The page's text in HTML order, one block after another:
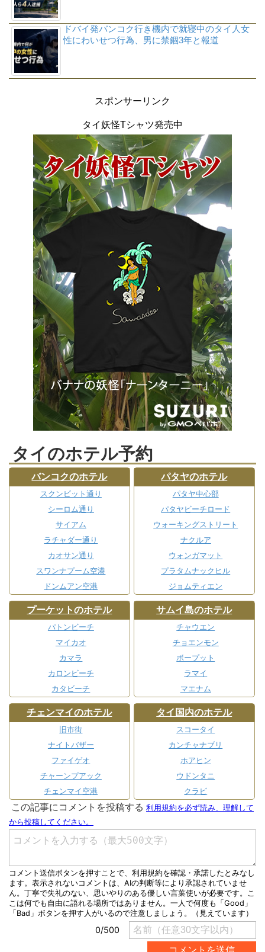
ドバイ発バンコク行き機内で就寝中のタイ人女
性にわいせつ行為、男に禁錮3年と報道
スポンサーリンク
タイ妖怪Tシャツ発売中
タイのホテル予約
バンコクのホテル
スクンビット通り
シーロム通り
サイアム
ラチャダー通り
カオサン通り
スワンナプーム空港
ドンムアン空港
パタヤのホテル
パタヤ中心部
パタヤビーチロード
ウォーキングストリート
ナクルア
ウォンガマット
プラタムナックヒル
ジョムティエン
プーケットのホテル
パトンビーチ
マイカオ
カマラ
カロンビーチ
カタビーチ
サムイ島のホテル
チャウエン
チョエンモン
ボープット
ラマイ
マエナム
チェンマイのホテル
旧市街
ナイトバザー
ファイゲオ
チャーンプアック
チェンマイ空港
タイ国内のホテル
スコータイ
カンチャナブリ
ホアヒン
ウドンタニ
クラビ